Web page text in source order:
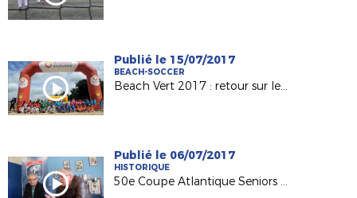
Publié le 15/07/2017
BEACH-SOCCER
Beach Vert 2017 : retour sur les 4 étapes de la 1ère semaine !
Publié le 06/07/2017
HISTORIQUE
50e Coupe Atlantique Seniors : Retour sur la victoire de l'ASPTT Nantes en 1982